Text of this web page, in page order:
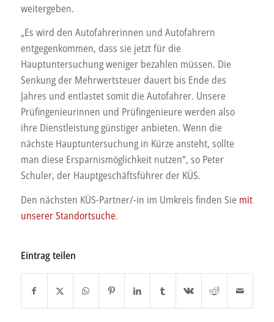
weitergeben.
„Es wird den Autofahrerinnen und Autofahrern
entgegenkommen, dass sie jetzt für die
Hauptuntersuchung weniger bezahlen müssen. Die
Senkung der Mehrwertsteuer dauert bis Ende des
Jahres und entlastet somit die Autofahrer. Unsere
Prüfingenieurinnen und Prüfingenieure werden also
ihre Dienstleistung günstiger anbieten. Wenn die
nächste Hauptuntersuchung in Kürze ansteht, sollte
man diese Ersparnismöglichkeit nutzen“, so Peter
Schuler, der Hauptgeschäftsführer der KÜS.
Den nächsten KÜS-Partner/-in im Umkreis finden Sie mit
unserer Standortsuche.
Eintrag teilen